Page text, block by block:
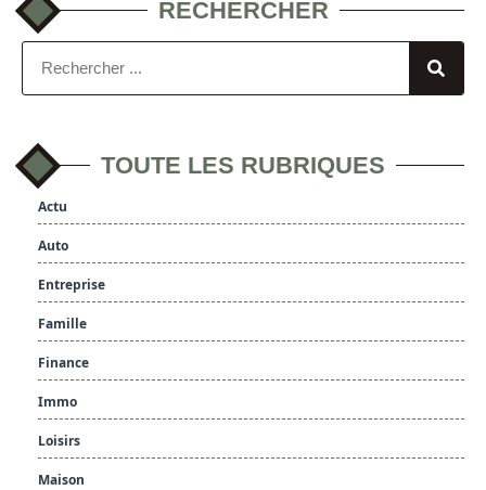
RECHERCHER
TOUTE LES RUBRIQUES
Actu
Auto
Entreprise
Famille
Finance
Immo
Loisirs
Maison